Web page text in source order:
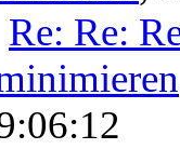
Re: Re: